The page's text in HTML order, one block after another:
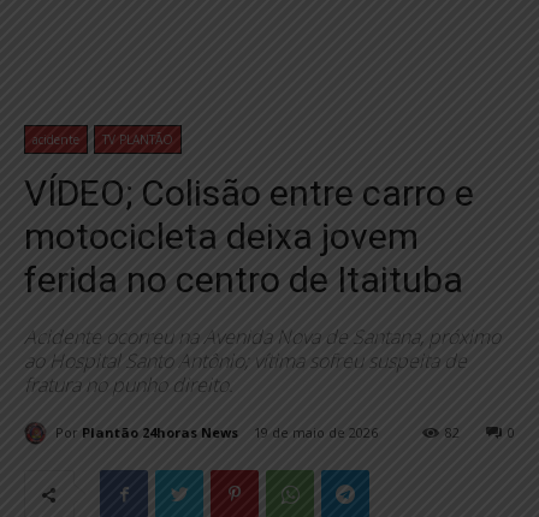
acidente TV PLANTÃO
VÍDEO; Colisão entre carro e
motocicleta deixa jovem
ferida no centro de Itaituba
Acidente ocorreu na Avenida Nova de Santana, próximo
ao Hospital Santo Antônio; vítima sofreu suspeita de
fratura no punho direito.
Por Plantão 24horas News 19 de maio de 2026 0
82